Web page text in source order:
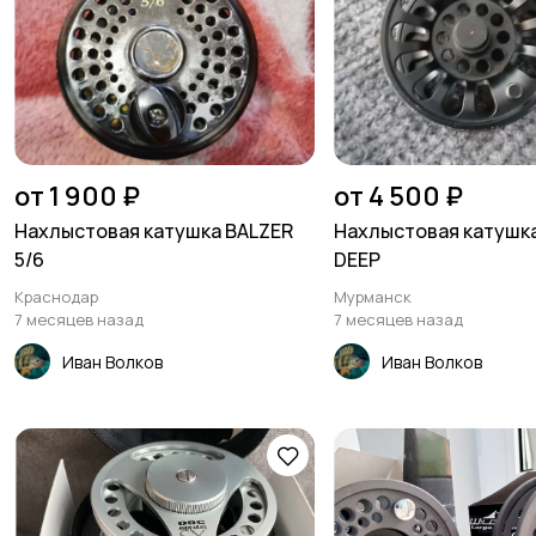
от 1 900 ₽
Нахлыстовая катушка BALZER
5/6
Краснодар
7 месяцев назад
Иван Волков
от 4 500 ₽
Нахлыстовая
DEEP
Мурманск
7 месяцев назад
Иван Волков